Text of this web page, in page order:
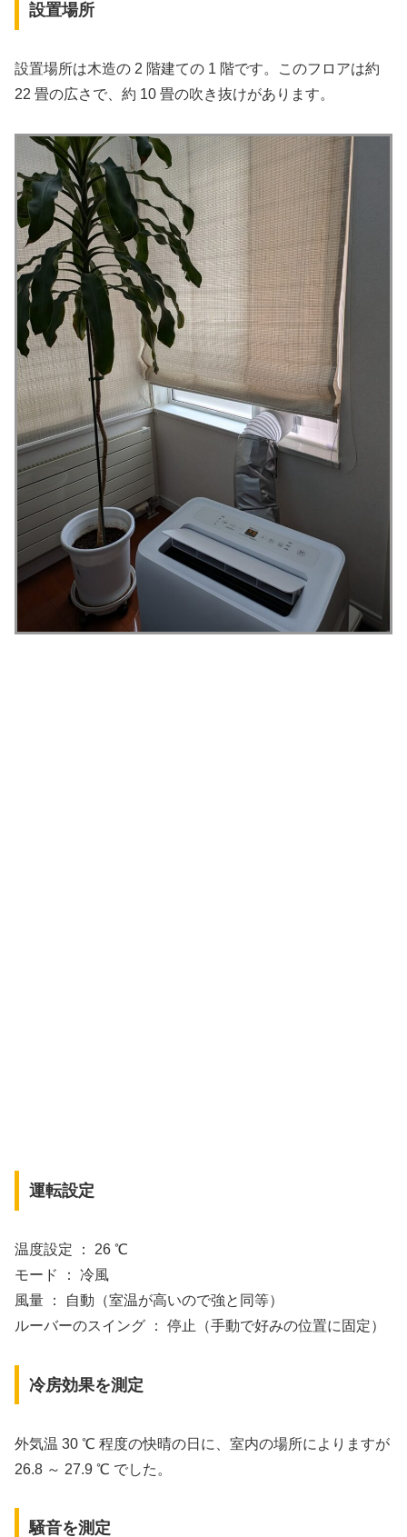
設置場所
設置場所は木造の 2 階建ての 1 階です。このフロアは約
22 畳の広さで、約 10 畳の吹き抜けがあります。
運転設定
温度設定 ： 26 ℃
モード ： 冷風
風量 ： 自動（室温が高いので強と同等）
ルーバーのスイング ： 停止（手動で好みの位置に固定）
冷房効果を測定
外気温 30 ℃ 程度の快晴の日に、室内の場所によりますが
26.8 ～ 27.9 ℃ でした。
騒音を測定